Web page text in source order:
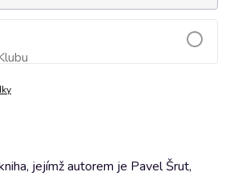
Přidat do košíku
jejímž autorem je Pavel Šrut,